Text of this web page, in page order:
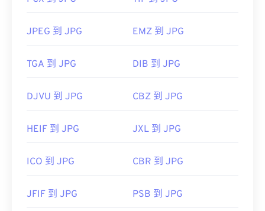
JPEG 到 JPG EMZ 到 JPG
TGA 到 JPG DIB 到 JPG
DJVU 到 JPG CBZ 到 JPG
HEIF 到 JPG JXL 到 JPG
ICO 到 JPG CBR 到 JPG
JFIF 到 JPG PSB 到 JPG